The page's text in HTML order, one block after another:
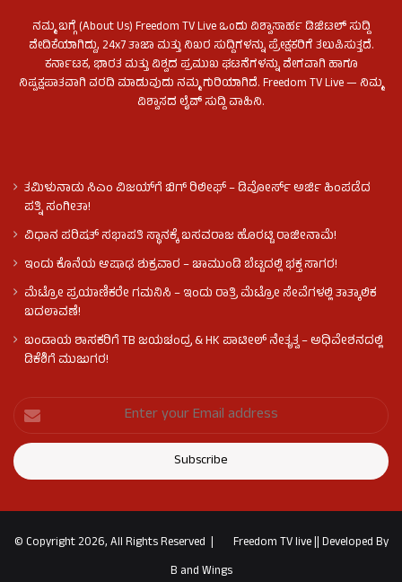
ನಮ್ಮ ಬಗ್ಗೆ (About Us) Freedom TV Live ಒಂದು ವಿಶ್ವಾಸಾರ್ಹ ಡಿಜಿಟಲ್ ಸುದ್ದಿ
ವೇದಿಕೆಯಾಗಿದ್ದು, 24x7 ತಾಜಾ ಮತ್ತು ನಿಖರ ಸುದ್ದಿಗಳನ್ನು ಪ್ರೇಕ್ಷಕರಿಗೆ ತಲುಪಿಸುತ್ತದೆ.
ಕರ್ನಾಟಕ, ಭಾರತ ಮತ್ತು ವಿಶ್ವದ ಪ್ರಮುಖ ಘಟನೆಗಳನ್ನು ವೇಗವಾಗಿ ಹಾಗೂ
ನಿಷ್ಪಕ್ಷಪಾತವಾಗಿ ವರದಿ ಮಾಡುವುದು ನಮ್ಮ ಗುರಿಯಾಗಿದೆ. Freedom TV Live — ನಿಮ್ಮ
ವಿಶ್ವಾಸದ ಲೈವ್ ಸುದ್ದಿ ವಾಹಿನಿ.
ತಮಿಳುನಾಡು ಸಿಎಂ ವಿಜಯ್‌ಗೆ ಬಿಗ್ ರಿಲೀಫ್ – ಡಿವೋರ್ಸ್ ಅರ್ಜಿ ಹಿಂಪಡೆದ
ಪತ್ನಿ ಸಂಗೀತಾ!
ವಿಧಾನ ಪರಿಷತ್ ಸಭಾಪತಿ ಸ್ಥಾನಕ್ಕೆ ಬಸವರಾಜ ಹೊರಟ್ಟಿ ರಾಜೀನಾಮೆ!
ಇಂದು ಕೊನೆಯ ಆಷಾಢ ಶುಕ್ರವಾರ – ಚಾಮುಂಡಿ ಬೆಟ್ಟದಲ್ಲಿ ಭಕ್ತ ಸಾಗರ!
ಮೆಟ್ರೋ ಪ್ರಯಾಣಿಕರೇ ಗಮನಿಸಿ – ಇಂದು ರಾತ್ರಿ ಮೆಟ್ರೋ ಸೇವೆಗಳಲ್ಲಿ ತಾತ್ಕಾಲಿಕ
ಬದಲಾವಣೆ!
ಬಂಡಾಯ ಶಾಸಕರಿಗೆ TB ಜಯಚಂದ್ರ & HK ಪಾಟೀಲ್ ನೇತೃತ್ವ – ಅಧಿವೇಶನದಲ್ಲಿ
ಡಿಕೆಶಿಗೆ ಮುಜುಗರ!
© Copyright 2026, All Rights Reserved | Freedom TV live||Developed By
B and Wings